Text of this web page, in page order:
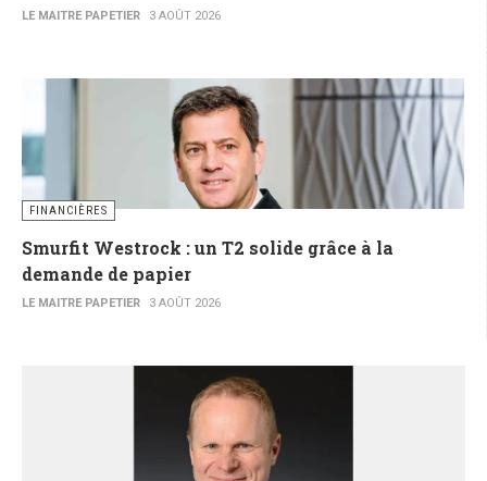
LE MAITRE PAPETIER 3 AOÛT 2026
FINANCIÈRES
Smurfit Westrock : un T2 solide grâce à la
demande de papier
LE MAITRE PAPETIER 3 AOÛT 2026